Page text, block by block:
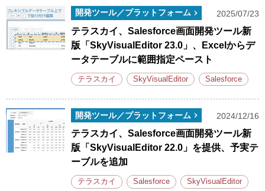
開発ツール／プラットフォーム 2025/07/23
テラスカイ、Salesforce画面開発ツール新
版「SkyVisualEditor 23.0」、Excelからデ
ータテーブルに範囲指定ペースト
テラスカイ SkyVisualEditor Salesforce
開発ツール／プラットフォーム 2024/12/16
テラスカイ、Salesforce画面開発ツール新
版「SkyVisualEditor 22.0」を提供、予実テ
ーブルを追加
テラスカイ Salesforce SkyVisualEditor